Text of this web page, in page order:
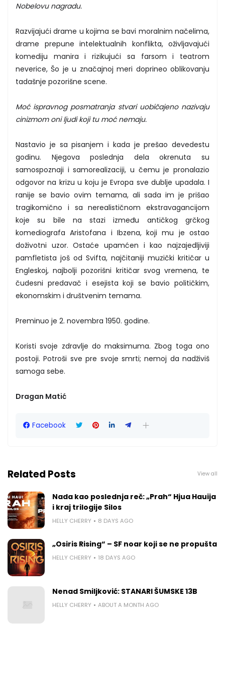
Nobelovu nagradu.
Razvijajući drame u kojima se bavi moralnim načelima,
drame prepune intelektualnih konflikta, oživljavajući
komediju manira i rizikujući sa farsom i teatrom
neverice, Šo je u značajnoj meri doprineo oblikovanju
tadašnje pozorišne scene.
Moć ispravnog posmatranja stvari uobičajeno nazivaju
cinizmom oni ljudi koji tu moć nemaju.
Nastavio je sa pisanjem i kada je prešao devedestu
godinu. Njegova poslednja dela okrenuta su
samospoznaji i samorealizaciji, u čemu je pronalazio
odgovor na krizu u koju je Evropa sve dublje upadala. I
ranije se bavio ovim temama, ali sada im je prišao
tragikomično i sa nerealističnom ekstravagancijom
koje su bile na stazi između antičkog grčkog
komediografa Aristofana i Ibzena, koji mu je ostao
doživotni uzor. Ostaće upamćen i kao najzajedljiviji
pamfletista još od Svifta, najčitaniji muzički kritičar u
Engleskoj, najbolji pozorišni kritičar svog vremena, te
čudesni predavač i esejista koji se bavio političkim,
ekonomskim i društvenim temama.
Preminuo je 2. novembra 1950. godine.
Koristi svoje zdravlje do maksimuma. Zbog toga ono
postoji. Potroši sve pre svoje smrti; nemoj da nadživiš
samoga sebe.
Dragan Matić
Facebook
Related Posts View all
Nada kao poslednja reč: „Prah“ Hjua Hauija
i kraj trilogije Silos
HELLY CHERRY 8 DAYS AGO
„Osiris Rising“ – SF noar koji se ne propušta
HELLY CHERRY 18 DAYS AGO
Nenad Smiljković: STANARI ŠUMSKE 13B
HELLY CHERRY ABOUT A MONTH AGO